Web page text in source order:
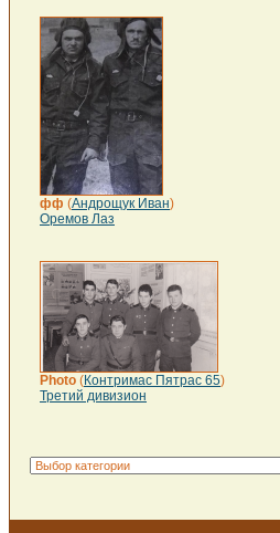
фф (Андрощук Иван)
Оремов Лаз
Photo (Контримас Пятрас 65)
Третий дивизион